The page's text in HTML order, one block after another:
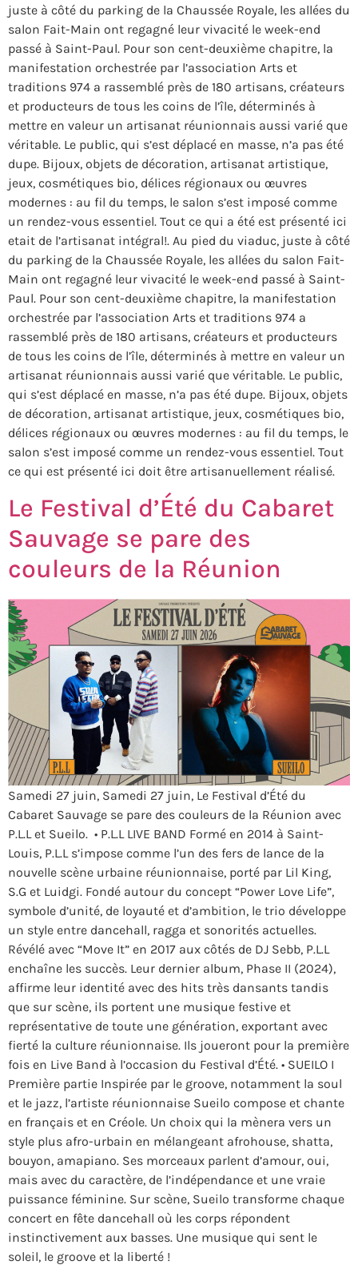
juste à côté du parking de la Chaussée Royale, les allées du
salon Fait-Main ont regagné leur vivacité le week-end
passé à Saint-Paul. Pour son cent-deuxième chapitre, la
manifestation orchestrée par l’association Arts et
traditions 974 a rassemblé près de 180 artisans, créateurs
et producteurs de tous les coins de l’île, déterminés à
mettre en valeur un artisanat réunionnais aussi varié que
véritable. Le public, qui s’est déplacé en masse, n’a pas été
dupe. Bijoux, objets de décoration, artisanat artistique,
jeux, cosmétiques bio, délices régionaux ou œuvres
modernes : au fil du temps, le salon s’est imposé comme
un rendez-vous essentiel. Tout ce qui a été est présenté ici
etait de l’artisanat intégral!. Au pied du viaduc, juste à côté
du parking de la Chaussée Royale, les allées du salon Fait-
Main ont regagné leur vivacité le week-end passé à Saint-
Paul. Pour son cent-deuxième chapitre, la manifestation
orchestrée par l’association Arts et traditions 974 a
rassemblé près de 180 artisans, créateurs et producteurs
de tous les coins de l’île, déterminés à mettre en valeur un
artisanat réunionnais aussi varié que véritable. Le public,
qui s’est déplacé en masse, n’a pas été dupe. Bijoux, objets
de décoration, artisanat artistique, jeux, cosmétiques bio,
délices régionaux ou œuvres modernes : au fil du temps, le
salon s’est imposé comme un rendez-vous essentiel. Tout
ce qui est présenté ici doit être artisanuellement réalisé.
Le Festival d’Été du Cabaret
Sauvage se pare des
couleurs de la Réunion
Samedi 27 juin, Samedi 27 juin, Le Festival d’Été du
Cabaret Sauvage se pare des couleurs de la Réunion avec
P.L.L et Sueilo. ‍ • P.L.L LIVE BAND Formé en 2014 à Saint-
Louis, P.L.L s’impose comme l’un des fers de lance de la
nouvelle scène urbaine réunionnaise, porté par Lil King,
S.G et Luidgi. Fondé autour du concept “Power Love Life”,
symbole d’unité, de loyauté et d’ambition, le trio développe
un style entre dancehall, ragga et sonorités actuelles.
Révélé avec “Move It” en 2017 aux côtés de DJ Sebb, P.L.L
enchaîne les succès. Leur dernier album, Phase II (2024),
affirme leur identité avec des hits très dansants tandis
que sur scène, ils portent une musique festive et
représentative de toute une génération, exportant avec
fierté la culture réunionnaise. Ils joueront pour la première
fois en Live Band à l’occasion du Festival d’Été. • SUEILO I
Première partie Inspirée par le groove, notamment la soul
et le jazz, l’artiste réunionnaise Sueilo compose et chante
en français et en Créole. Un choix qui la mènera vers un
style plus afro-urbain en mélangeant afrohouse, shatta,
bouyon, amapiano. Ses morceaux parlent d’amour, oui,
mais avec du caractère, de l’indépendance et une vraie
puissance féminine. Sur scène, Sueilo transforme chaque
concert en fête dancehall où les corps répondent
instinctivement aux basses. Une musique qui sent le
soleil, le groove et la liberté !